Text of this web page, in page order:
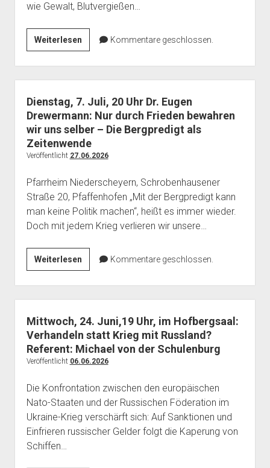
wie Gewalt, Blutvergießen…
WeiterlesenEugen
Drewermann
fordert
Verständigung
und
Frieden
Kommentare geschlossen.
Dienstag, 7. Juli, 20 Uhr Dr. Eugen
Drewermann: Nur durch Frieden bewahren
wir uns selber – Die Bergpredigt als
Zeitenwende
Veröffentlicht 27.06.2026
Pfarrheim Niederscheyern, Schrobenhausener
Straße 20, Pfaffenhofen „Mit der Bergpredigt kann
man keine Politik machen“, heißt es immer wieder.
Doch mit jedem Krieg verlieren wir unsere…
WeiterlesenDienstag,
7.
Juli,
20
Uhr
Dr.
Eugen
Drewermann:
durch
Frieden
bewahren
wir
Kommentare geschlossen.
Mittwoch, 24. Juni,19 Uhr, im Hofbergsaal:
Verhandeln statt Krieg mit Russland?
Referent: Michael von der Schulenburg
Veröffentlicht 06.06.2026
Die Konfrontation zwischen den europäischen
Nato-Staaten und der Russischen Föderation im
Ukraine-Krieg verschärft sich: Auf Sanktionen und
Einfrieren russischer Gelder folgt die Kaperung von
Schiffen…